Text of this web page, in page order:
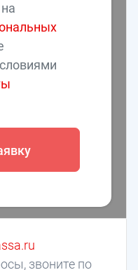
звоните по